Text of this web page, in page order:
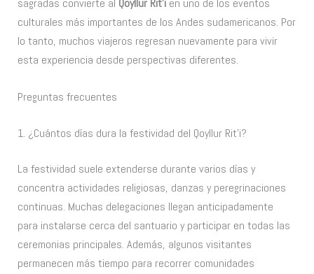
sagradas convierte al Qoyllur Rit’i en uno de los eventos
culturales más importantes de los Andes sudamericanos. Por
lo tanto, muchos viajeros regresan nuevamente para vivir
esta experiencia desde perspectivas diferentes.
Preguntas frecuentes
1. ¿Cuántos días dura la festividad del Qoyllur Rit’i?
La festividad suele extenderse durante varios días y
concentra actividades religiosas, danzas y peregrinaciones
continuas. Muchas delegaciones llegan anticipadamente
para instalarse cerca del santuario y participar en todas las
ceremonias principales. Además, algunos visitantes
permanecen más tiempo para recorrer comunidades